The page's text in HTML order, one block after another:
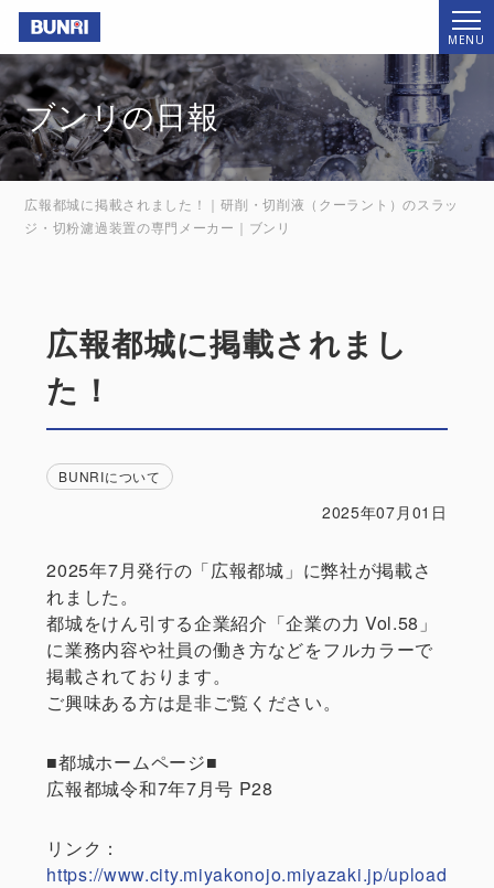
MENU
ブンリの日報
広報都城に掲載されました！｜研削・切削液（クーラント）のスラッ
ジ・切粉濾過装置の専門メーカー｜ブンリ
広報都城に掲載されまし
た！
BUNRIについて
2025年07月01日
2025年7月発行の「広報都城」に弊社が掲載さ
れました。
都城をけん引する企業紹介「企業の力 Vol.58」
に業務内容や社員の働き方などをフルカラーで
掲載されております。
ご興味ある方は是非ご覧ください。
■都城ホームページ■
広報都城令和7年7月号 P28
リンク：
https://www.city.miyakonojo.miyazaki.jp/upload